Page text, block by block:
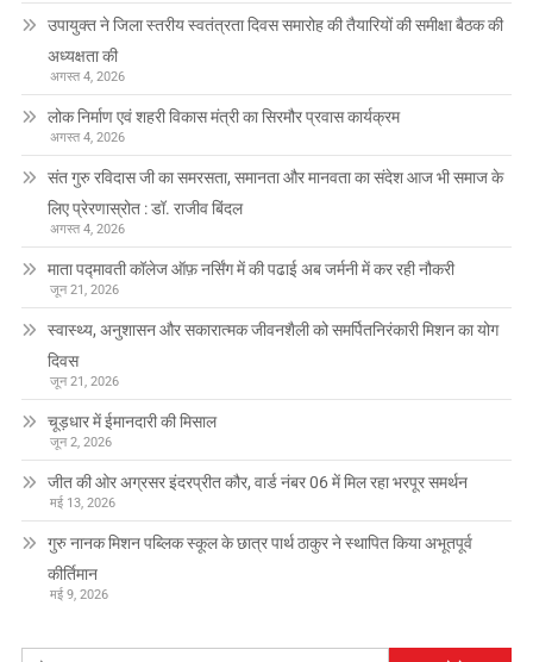
उपायुक्त ने जिला स्तरीय स्वतंत्रता दिवस समारोह की तैयारियों की समीक्षा बैठक की
अध्यक्षता की
अगस्त 4, 2026
लोक निर्माण एवं शहरी विकास मंत्री का सिरमौर प्रवास कार्यक्रम
अगस्त 4, 2026
संत गुरु रविदास जी का समरसता, समानता और मानवता का संदेश आज भी समाज के
लिए प्रेरणास्रोत : डॉ. राजीव बिंदल
अगस्त 4, 2026
माता पद्मावती कॉलेज ऑफ़ नर्सिंग में की पढाई अब जर्मनी में कर रही नौकरी
जून 21, 2026
स्वास्थ्य, अनुशासन और सकारात्मक जीवनशैली को समर्पितनिरंकारी मिशन का योग
दिवस
जून 21, 2026
चूड़धार में ईमानदारी की मिसाल
जून 2, 2026
जीत की ओर अग्रसर इंदरप्रीत कौर, वार्ड नंबर 06 में मिल रहा भरपूर समर्थन
मई 13, 2026
गुरु नानक मिशन पब्लिक स्कूल के छात्र पार्थ ठाकुर ने स्थापित किया अभूतपूर्व
कीर्तिमान
मई 9, 2026